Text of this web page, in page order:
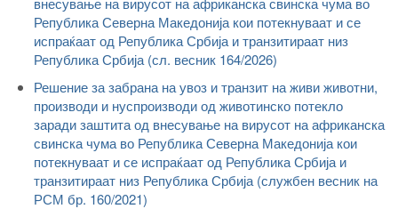
Република Северна Македонија кои потекнуваат и се
испраќаат од Република Србија и транзитираат низ
Република Србија (сл. весник 164/2026)
Решение за забрана на увоз и транзит на живи животни,
производи и нуспроизводи од животинско потекло
заради заштита од внесување на вирусот на африканска
свинска чума во Република Северна Македонија кои
потекнуваат и се испраќаат од Република Србија и
транзитираат низ Република Србија (службен весник на
РСМ бр. 160/2021)